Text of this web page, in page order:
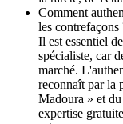
Comment
les contrefaçons
Il est essentiel
spécialiste, car
marché.
reconnaît par la
Madoura » et
expertise